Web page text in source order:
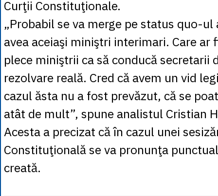
Curţii Constituţionale.
„Probabil se va merge pe status quo-ul
avea aceiaşi miniştri interimari. Care ar
plece miniştrii ca să conducă secretarii
rezolvare reală. Cred că avem un vid
cazul ăsta nu a fost prevăzut, că se
atât de mult”, spune analistul Cristian
Acesta a precizat că în cazul unei
Constituţională se va pronunţa
creată.